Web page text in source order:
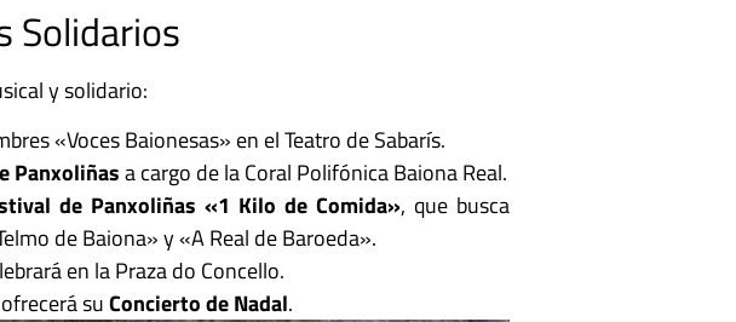
Solidarios
y solidario:
«Voces Baionesas» en el Teatro de Sabarís.
Panxoliñasa cargo de la Coral Polifónica Baiona Real.
de Panxoliñas «1 Kilo de Comida», que busca
de Baiona» y «A Real de Baroeda».
en la Praza do Concello.
suConcierto de Nadal.